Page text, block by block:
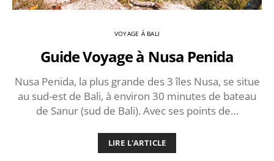
VOYAGE À BALI
Guide Voyage à Nusa Penida
Nusa Penida, la plus grande des 3 îles Nusa, se situe
au sud-est de Bali, à environ 30 minutes de bateau
de Sanur (sud de Bali). Avec ses points de…
LIRE L'ARTICLE